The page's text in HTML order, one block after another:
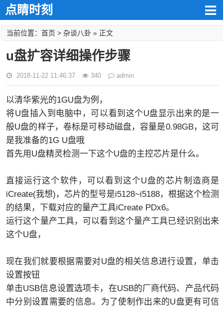
点睛时刻
当前位置： 首页 > 杂谈八卦 » 正文
u盘扩容详细操作步骤
2018-11-22 11:46:37 340 admin
以清华紫光的1GU盘为例，
将U盘插入到电脑中，可以看到这个U盘显示出来的是一
般U盘的样子，卷标是可移动磁盘，容量是0.98GB，这可
是我准备的1G U盘哦
首先用U盘精灵检测一下这个U盘的主控芯片是什么。
直接运行这个软件，可以看到这个U盘的芯片制造商是
iCreate(我想)，芯片的型号是i5128~i5188，根据这个检测
的结果，下载对应的量产工具iCreate PDx6。
运行这个量产工具，可以看到这个量产工具已经识别出来
这个U盘，
现在我们就要根据需要对U盘的相关信息进行设置，单击
设置按钮
单击USB信息设置选项卡，在USB的厂商代码、产品代码
中分别设置需要的信息。为了使制作出来的U盘更有可信